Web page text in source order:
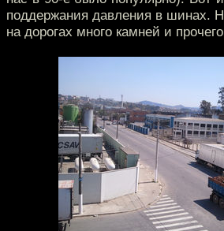
поддержания давления в шинах.
на дорогах много камней и